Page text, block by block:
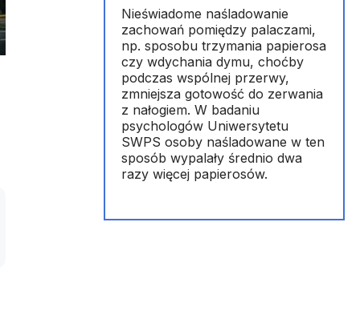
Nieświadome naśladowanie
zachowań pomiędzy palaczami,
np. sposobu trzymania papierosa
czy wdychania dymu, choćby
podczas wspólnej przerwy,
zmniejsza gotowość do zerwania
z nałogiem. W badaniu
psychologów Uniwersytetu
SWPS osoby naśladowane w ten
sposób wypalały średnio dwa
razy więcej papierosów.